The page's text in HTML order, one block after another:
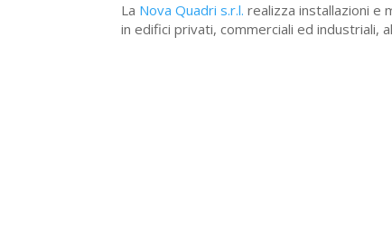
La Nova Quadri s.r.l. realizza installazioni e
in edifici privati, commerciali ed industriali,